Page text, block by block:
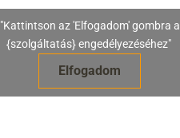
"Kattintson az 'Elfogadom' gombra a
{szolgáltatás} engedélyezéséhez"
Elfogadom